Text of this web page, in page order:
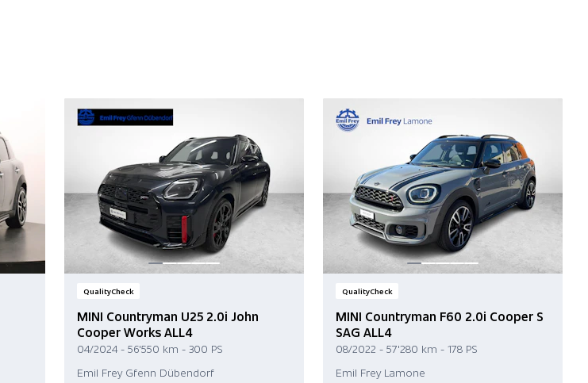
QualityCheck
MINI Countryman U25 2.0i John
Cooper Works ALL4
04/2024 - 56'550 km - 300 PS
Emil Frey Gfenn Dübendorf
QualityCheck
MINI Countryman F60 2.0i Cooper S
SAG ALL4
08/2022 - 57'280 km - 178 PS
Emil Frey Lamone